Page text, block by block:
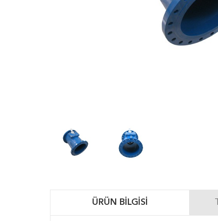
ÜRÜN BILGISI